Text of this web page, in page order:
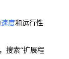
度和运行性
搜索“扩展程